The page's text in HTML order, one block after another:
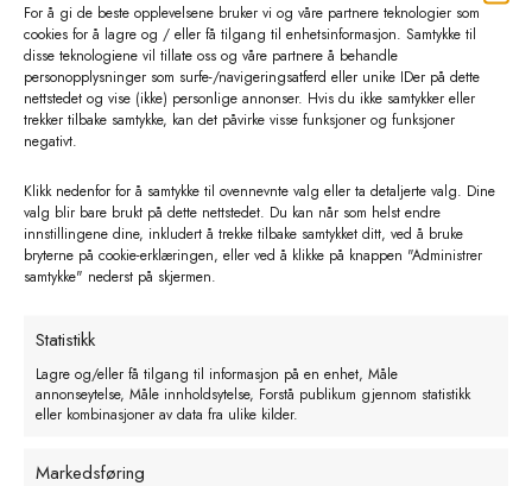
For å gi de beste opplevelsene bruker vi og våre partnere teknologier som
cookies for å lagre og / eller få tilgang til enhetsinformasjon. Samtykke til
disse teknologiene vil tillate oss og våre partnere å behandle
personopplysninger som surfe-/navigeringsatferd eller unike IDer på dette
nettstedet og vise (ikke) personlige annonser. Hvis du ikke samtykker eller
trekker tilbake samtykke, kan det påvirke visse funksjoner og funksjoner
negativt.
Klikk nedenfor for å samtykke til ovennevnte valg eller ta detaljerte valg. Dine
valg blir bare brukt på dette nettstedet. Du kan når som helst endre
innstillingene dine, inkludert å trekke tilbake samtykket ditt, ved å bruke
bryterne på cookie-erklæringen, eller ved å klikke på knappen "Administrer
samtykke" nederst på skjermen.
Statistikk
Lagre og/eller få tilgang til informasjon på en enhet, Måle
annonseytelse, Måle innholdsytelse, Forstå publikum gjennom statistikk
eller kombinasjoner av data fra ulike kilder.
Markedsføring
BATEMAN GRINDLÅS KRAFTIG
F/BEITEGRIND “drop over frame”
Legg i handlekurv